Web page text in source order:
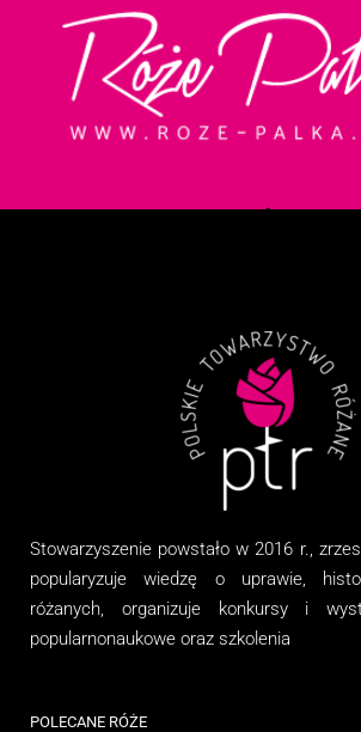
Stowarzyszenie powstało w 2016 r.,
popularyzuje wiedzę o uprawie,
różanych, organizujekonkursy i
popularnonaukowe oraz szkolenia
POLECANE RÓŻE